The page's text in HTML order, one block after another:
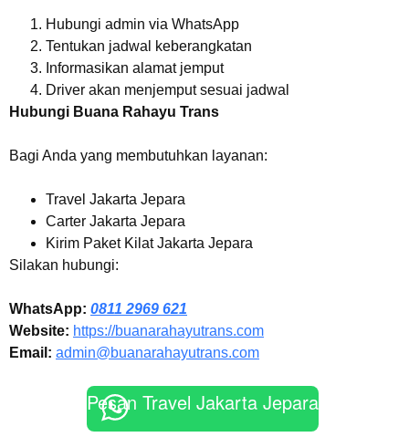
Hubungi admin via WhatsApp
Tentukan jadwal keberangkatan
Informasikan alamat jemput
Driver akan menjemput sesuai jadwal
Hubungi Buana Rahayu Trans
Bagi Anda yang membutuhkan layanan:
Travel Jakarta Jepara
Carter Jakarta Jepara
Kirim Paket Kilat Jakarta Jepara
Silakan hubungi:
WhatsApp: 0811 2969 621
Website: https://buanarahayutrans.com
Email: admin@buanarahayutrans.com
Pesan Travel Jakarta Jepara